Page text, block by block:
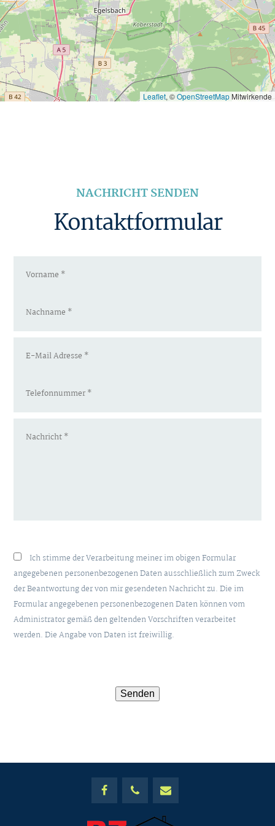
Leaflet, ©OpenStreetMapMitwirkende
NACHRICHT SENDEN
Kontaktformular
Ich stimme der Verarbeitung meiner im obigen Formular
angegebenen personenbezogenen Daten ausschließlich zum Zweck
der Beantwortung der von mir gesendeten Nachricht zu. Die im
Formular angegebenen personenbezogenen Daten können vom
Administrator gemäß den geltenden Vorschriften verarbeitet
werden. Die Angabe von Daten ist freiwillig.